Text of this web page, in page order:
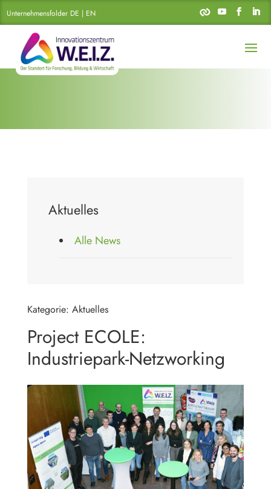
Unternehmensfolder DE | EN
Aktuelles
Alle News
Kategorie: Aktuelles
Project ECOLE:
Industriepark-Netzworking